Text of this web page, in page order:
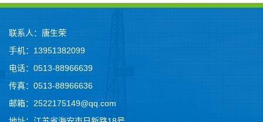
联系人：唐生荣
手机：13951382099
电话：0513-88966639
传真：0513-88966636
邮箱：2522175149@qq.com